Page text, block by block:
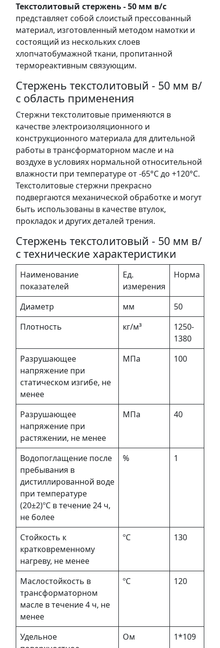
Текстолитовый стержень - 50 мм в/с
представляет собой слоистый прессованный
материал, изготовленный методом намотки и
состоящий из нескольких слоев
хлопчатобумажной ткани, пропитанной
термореактивным связующим.
Стержень текстолитовый - 50 мм в/
с область применения
Стержни текстолитовые применяются в
качестве электроизоляционного и
конструкционного материала для длительной
работы в трансформаторном масле и на
воздухе в условиях нормальной относительной
влажности при температуре от -65°C до +120°C.
Текстолитовые стержни прекрасно
подвергаются механической обработке и могут
быть использованы в качестве втулок,
прокладок и других деталей трения.
Стержень текстолитовый - 50 мм в/
с технические характеристики
Наименование
показателей
Ед.
измерения
Норма
Диаметр мм
50
Плотность
кг/м³
1250-
1380
Разрушающее
напряжение при
статическом изгибе, не
менее
МПа 100
Разрушающее
напряжение при
растяжении, не менее
МПа 40
Водопоглащение после
пребывания в
дистиллированной воде
при температуре
(20±2)ºС в течение 24 ч,
не более
% 1
Стойкость к
кратковременному
нагреву, не менее
ºС 130
Маслостойкость в
трансформаторном
масле в течение 4 ч, не
менее
ºС 120
Удельное
Ом 1*109